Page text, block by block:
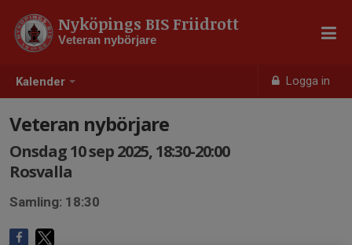
Kalender Logga in
Nyköpings BIS Friidrott
Veteran nybörjare
Veteran nybörjare
Onsdag 10 sep 2025, 18:30-20:00
Rosvalla
Samling: 18:30